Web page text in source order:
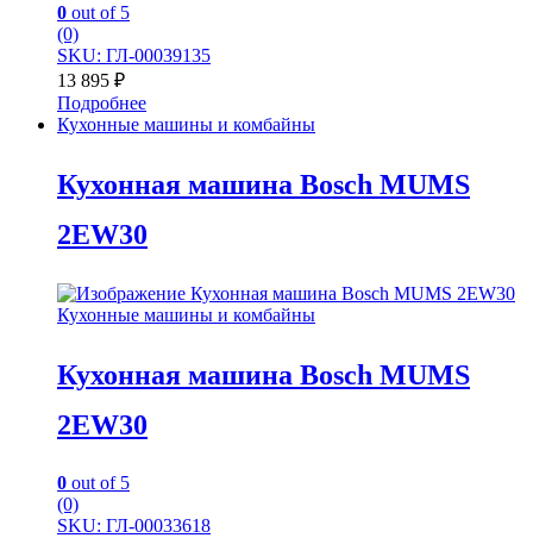
0 out of 5
(0)
SKU: ГЛ-00039135
13 895 ₽
Подробнее
Кухонные машины и комбайны
Кухонная машина Bosch MUMS
2EW30
Кухонные машины и комбайны
Кухонная машина Bosch MUMS
2EW30
0 out of 5
(0)
SKU: ГЛ-00033618